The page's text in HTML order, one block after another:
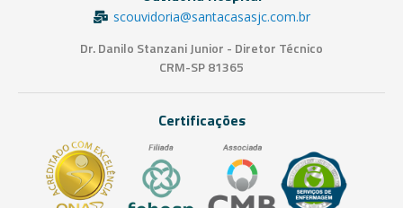
scouvidoria@santacasasjc.com.br
Dr. Danilo Stanzani Junior - Diretor Técnico
CRM-SP 81365
Certificações